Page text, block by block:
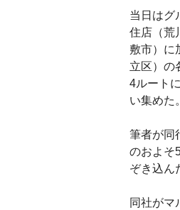
当日はグ
住店（荒
敷市）に
立区）の
4ルート
い集めた。
筆者が同
のおよそ
ぞき込ん
同社がマ